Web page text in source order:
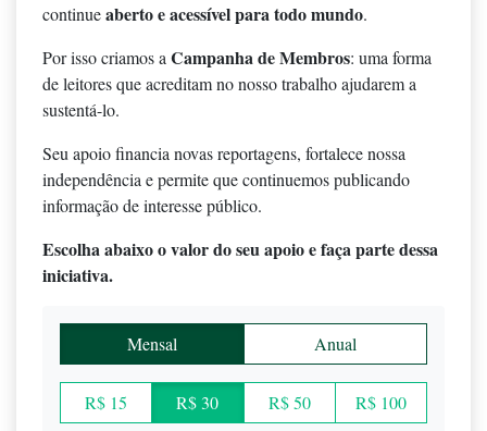
continueaberto e acessível para todo mundo.
Por isso criamos a Campanha de Membros: uma forma
de leitores que acreditam no nosso trabalho ajudarem a
sustentá-lo.
Seu apoio financia novas reportagens, fortalece nossa
independência e permite que continuemos publicando
informação de interesse público.
Escolha abaixo o valor do seu apoio e faça parte dessa
iniciativa.
Mensal Anual
R$ 15 R$ 30 R$ 50 R$ 100